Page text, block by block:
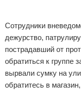
Сотрудники
дежурство,
пострадавший от
обратиться к группе
вырвали сумку на
обратитесь в